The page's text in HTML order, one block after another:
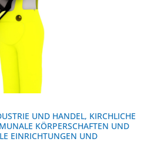
UND HANDEL, KIRCHLICHE
KÖRPERSCHAFTEN UND
EINRICHTUNGEN UND